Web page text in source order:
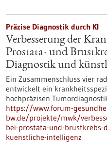
Präzise Diagnostik durch KI
Verbesserung der
Prostata- und
Diagnostik und
Ein Zusammenschluss vier
entwickelt ein
hochpräzisen
https://www.forum-
bw.de/projekte/mwk/
bei-prostata-und-
kuenstliche-intelligenz